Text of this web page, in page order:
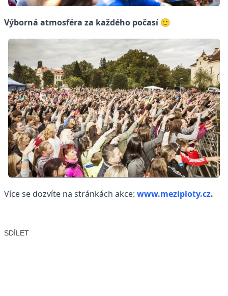
Výborná atmosféra za každého počasí 🙂
Více se dozvíte na stránkách akce: www.meziploty.cz.
SDÍLET